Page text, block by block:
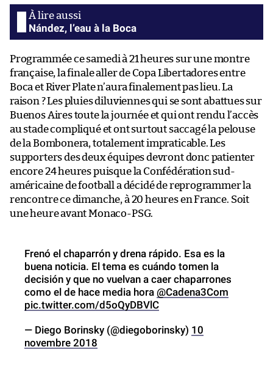
Nández, l’eau à la Boca
Programmée ce samedi à 21 heures sur une montre
française, la finale aller de Copa Libertadores entre
Boca et River Plate n’aura finalement pas lieu. La
raison ? Les pluies diluviennes qui se sont abattues sur
Buenos Aires toute la journée et qui ont rendu l’accès
au stade compliqué et ont surtout saccagé la pelouse
de la Bombonera, totalement impraticable. Les
supporters des deux équipes devront donc patienter
encore 24 heures puisque la Confédération sud-
américaine de football a décidé de reprogrammer la
rencontre ce dimanche, à 20 heures en France. Soit
une heure avant Monaco-PSG.
Frenó el chaparrón y drena rápido. Esa es la
buena noticia. El tema es cuándo tomen la
decisión y que no vuelvan a caer chaparrones
como el de hace media hora @Cadena3Com
pic.twitter.com/d5oQyDBVlC
— Diego Borinsky (@diegoborinsky) 10
novembre 2018